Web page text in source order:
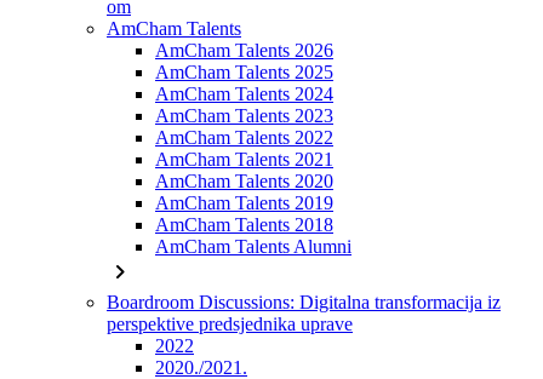
om
AmCham Talents
AmCham Talents 2026
AmCham Talents 2025
AmCham Talents 2024
AmCham Talents 2023
AmCham Talents 2022
AmCham Talents 2021
AmCham Talents 2020
AmCham Talents 2019
AmCham Talents 2018
AmCham Talents Alumni
chevron_right
Boardroom Discussions: Digitalna transformacija iz
perspektive predsjednika uprave
2022
2020./2021.